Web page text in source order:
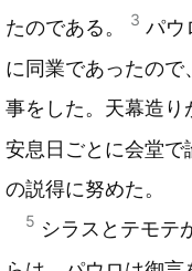
たのである。
3 パウ
に同業であったの
事をした。天幕造り
安息日ごとに会堂で
の説得に努めた。
5 シラスとテモテ